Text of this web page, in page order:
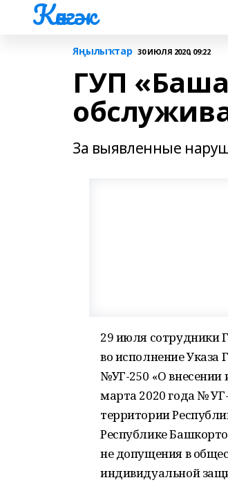
Көнгәк
Яңылыҡтар 30 ИЮЛЯ 2020, 09:22
ГУП
За выявленные
29 июля сотрудники
во исполнение Указа
№УГ-250 «О внесении
марта 2020 года №
территории
Республике
не допущения в
индивидуальной